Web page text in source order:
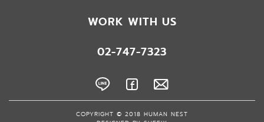
WORK WITH US
02-747-7323
COPYRIGHT © 2018 HUMAN NEST